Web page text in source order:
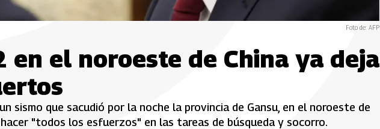
Foto de: AFP
en el noroeste de China ya deja
sismo que sacudió por la noche la provincia de Gansu, en el noroeste de
"todos los esfuerzos" en las tareas de búsqueda y socorro.